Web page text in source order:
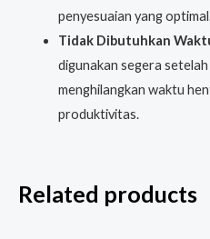
penyesuaian yang
Tidak Dibutuhkan
digunakan segera
menghilangkan waktu
produktivitas.
Related products